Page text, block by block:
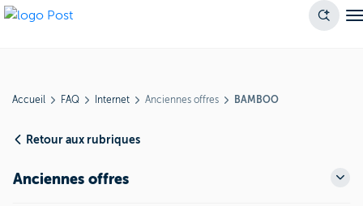
Accueil FAQ Internet Anciennes offres BAMBOO
Retour aux rubriques
Anciennes offres